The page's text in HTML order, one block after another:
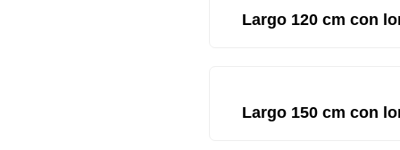
Largo 120 cm con
Largo 150 cm con